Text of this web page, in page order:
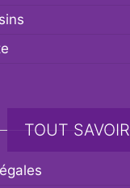
TOUT SAVOIR